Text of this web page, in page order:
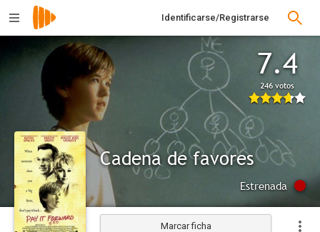
Identificarse/Registrarse
7.4
246 votos
Cadena de favores
Estrenada
Marcar ficha